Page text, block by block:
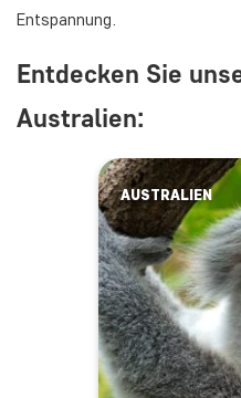
Entspannung.
Entdecken Sie
Australien:
AUSTRALIEN